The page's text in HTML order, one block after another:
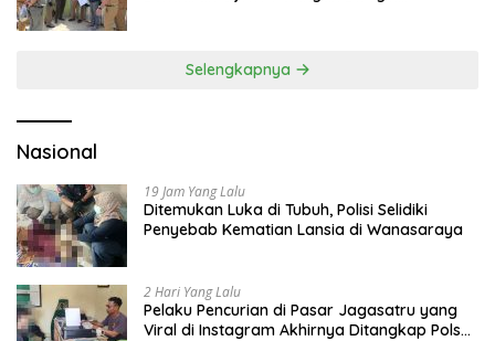
Selengkapnya
Nasional
19 Jam Yang Lalu
Ditemukan Luka di Tubuh, Polisi Selidiki
Penyebab Kematian Lansia di Wanasaraya
2 Hari Yang Lalu
Pelaku Pencurian di Pasar Jagasatru yang
Viral di Instagram Akhirnya Ditangkap Polsek